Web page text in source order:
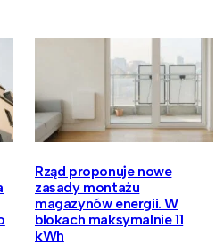
Rząd proponuje nowe
zasady montażu
magazynów energii. W
blokach maksymalnie 11
kWh